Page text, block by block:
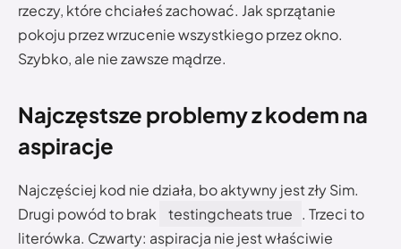
rzeczy, które chciałeś zachować. Jak sprzątanie
pokoju przez wrzucenie wszystkiego przez okno.
Szybko, ale nie zawsze mądrze.
Najczęstsze problemy z kodem na
aspiracje
Najczęściej kod nie działa, bo aktywny jest zły Sim.
Drugi powód to brak
testingcheats true . Trzeci to
literówka. Czwarty: aspiracja nie jest właściwie